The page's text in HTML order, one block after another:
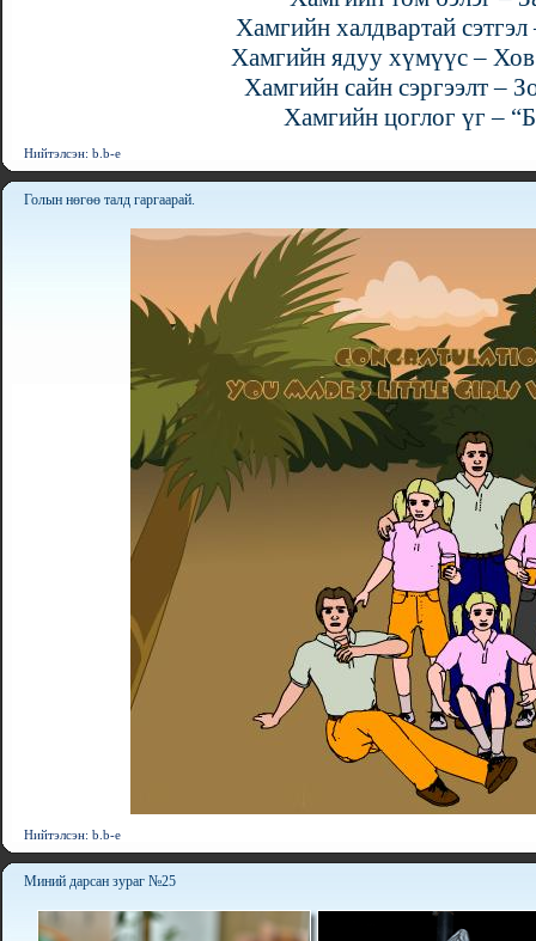
Хамгийн халдвартай
Хамгийн ядуу хүмүүс –
Хамгийн сайн сэргээлт –
Хамгийн цоглог үг –
Нийтэлсэн: b.b-e
Голын нөгөө талд гаргаарай.
Нийтэлсэн: b.b-e
Миний дарсан зураг №25